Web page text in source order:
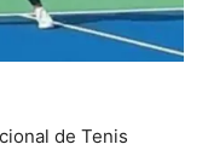
de Tenis